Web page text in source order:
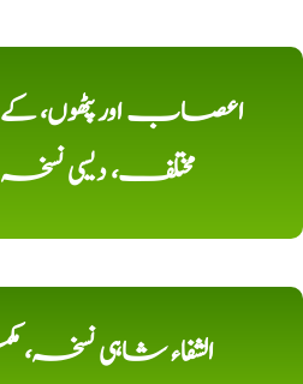
اعصاب اور پٹھوں، کے
مختلف، دیسی
الشفاء شاہی